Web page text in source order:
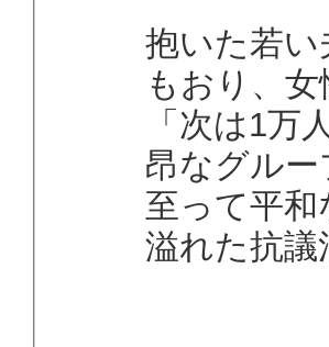
抱いた若
もおり、
「次は1万
昂なグル
至って平
溢れた抗